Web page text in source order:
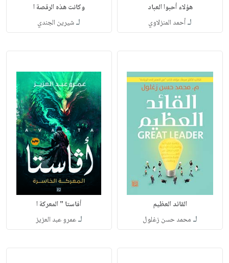
هؤلاء أحبوا العباد
لـأحمد المنزلاوي
وكانت هذه الرقصة ا
لـشيرين الجندي
القائد العظيم
لـ محمد حسن زغلول
أفاستا " المعركة ا
لـعمرو عبد العزيز